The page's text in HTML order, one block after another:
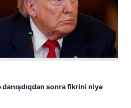
sonra fikrini niyə